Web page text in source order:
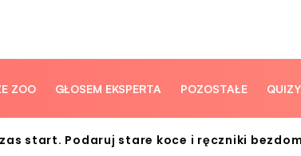
ZOO GŁOSEM EKSPERTA POZOSTAŁE QUIZY
start. Podaruj stare koce i ręczniki